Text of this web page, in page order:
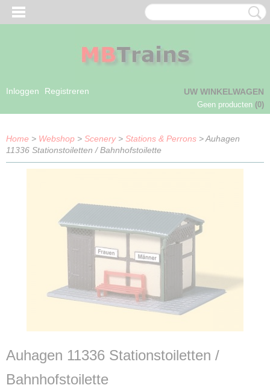
Inloggen Registreren UW WINKELWAGEN
Geen producten (0)
Home > Webshop > Scenery> Stations & Perrons > Auhagen
11336 Stationstoiletten / Bahnhofstoilette
Auhagen 11336 Stationstoiletten /
Bahnhofstoilette